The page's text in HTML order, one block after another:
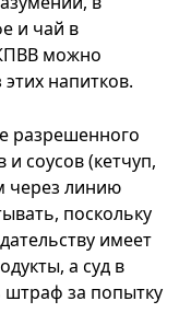
и чай в
можно
напитков.
разрешенного
соусов (кетчуп,
через линию
поскольку
имеет
а суд в
за попытку